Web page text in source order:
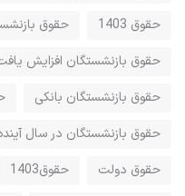
حقوق 1403
حقوق
حقوق بازنشستگان افزایش
حقوق بازنشستگان بانکی
حقوق بازنشستگان در سال
حقوق دولت
حقوق1403